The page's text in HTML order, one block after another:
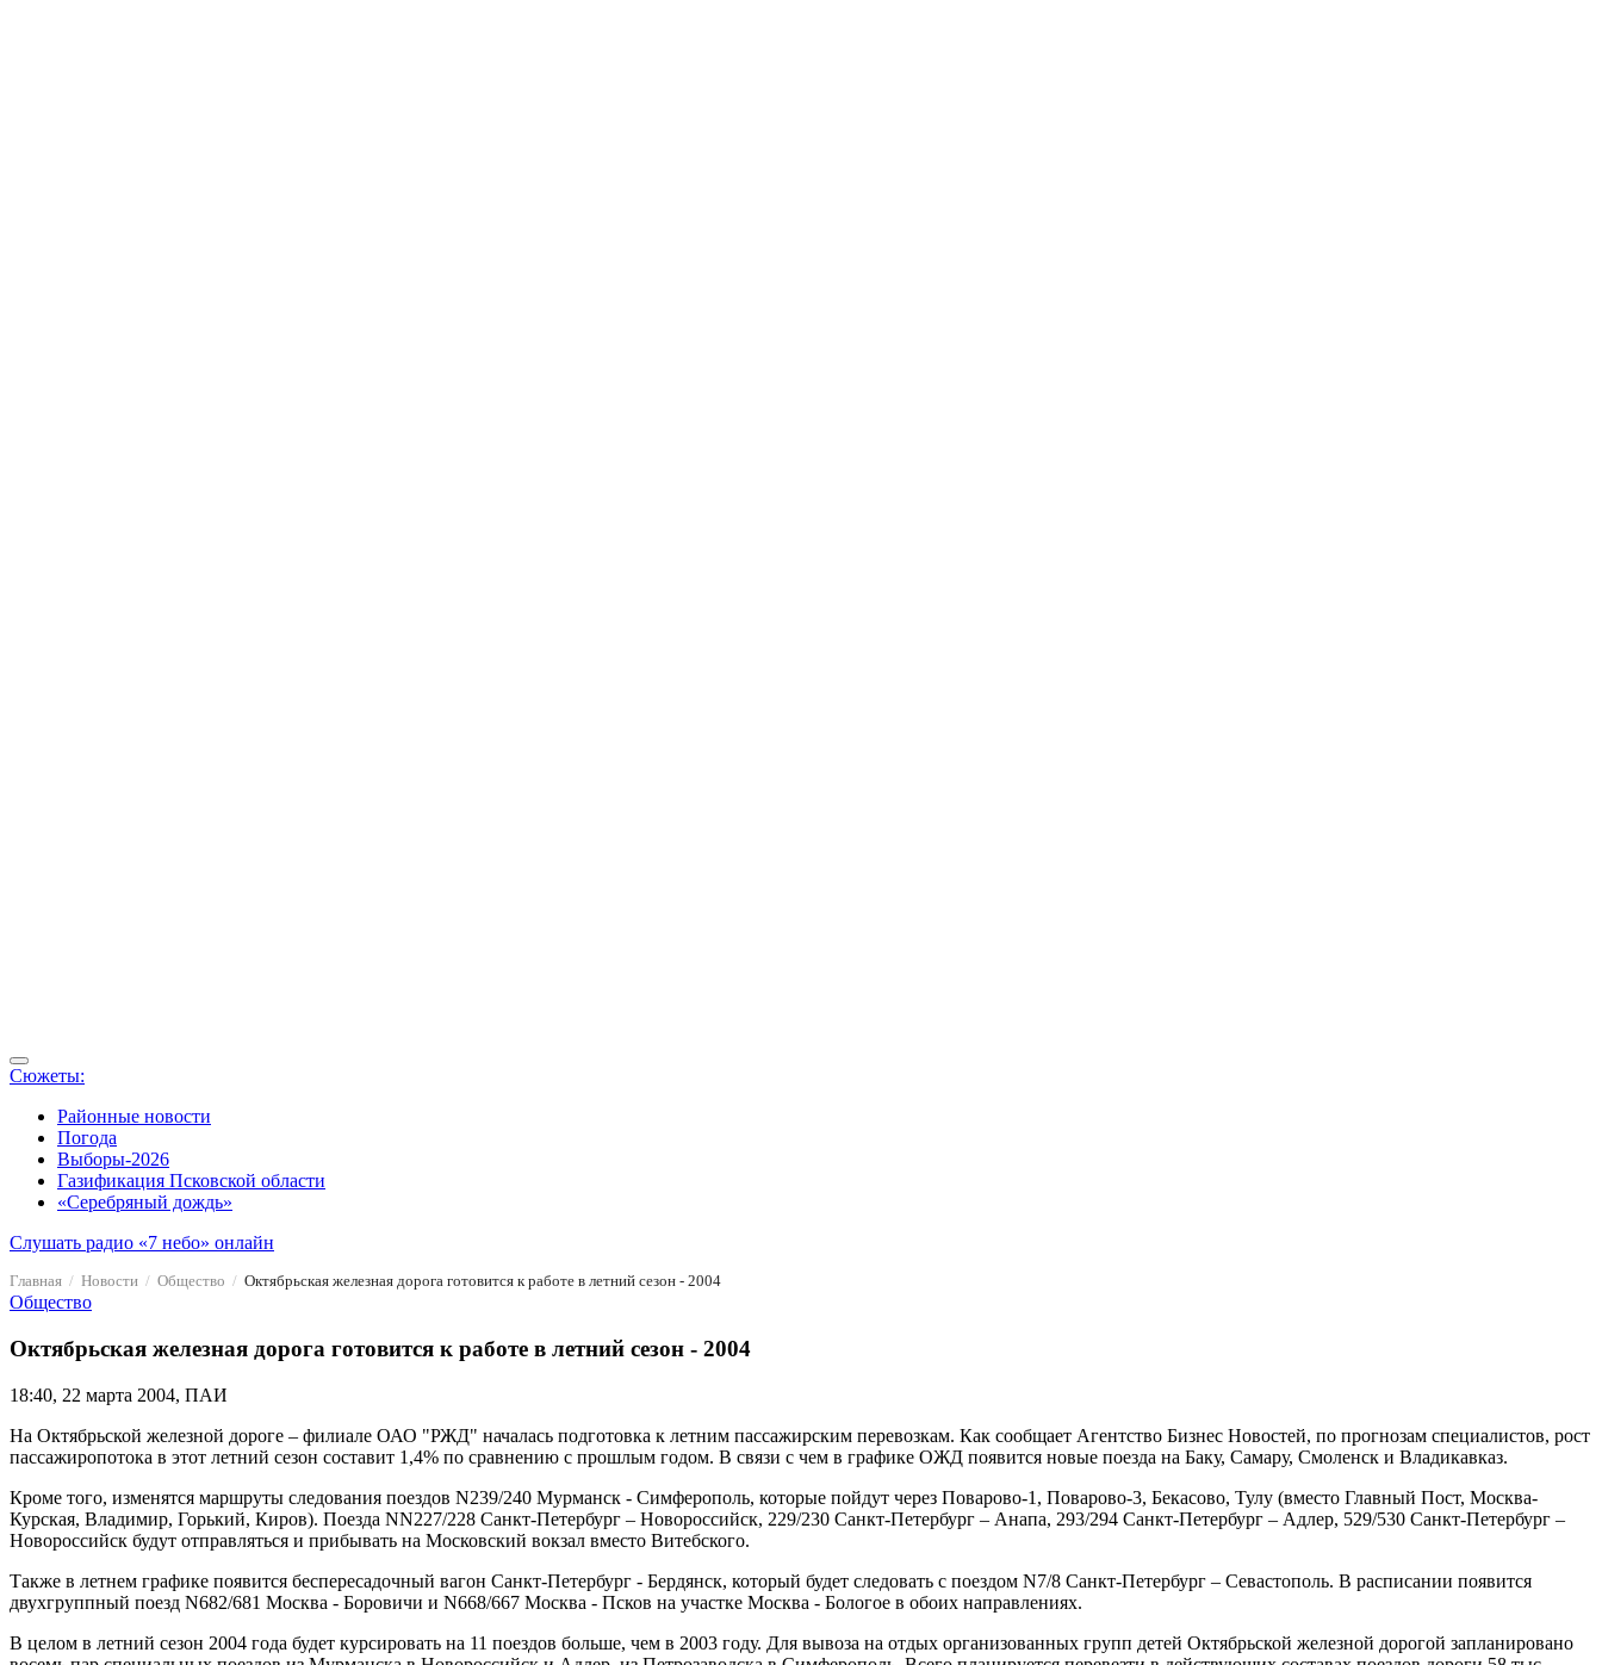
Сюжеты:
Районные новости
Погода
Выборы-2026
Газификация Псковской области
«Серебряный дождь»
Слушать радио «7 небо» онлайн
Главная Новости Общество Октябрьская железная дорога готовится к работе в летний сезон - 2004
Общество
Октябрьская железная дорога готовится к работе в летний сезон - 2004
18:40, 22 марта 2004, ПАИ
На Октябрьской железной дороге – филиале ОАО "РЖД" началась подготовка к летним пассажирским перевозкам. Как сообщает Агентство Бизнес Новостей, по прогнозам специалистов, рост
пассажиропотока в этот летний сезон составит 1,4% по сравнению с прошлым годом. В связи с чем в графике ОЖД появится новые поезда на Баку, Самару, Смоленск и Владикавказ.
Кроме того, изменятся маршруты следования поездов N239/240 Мурманск - Симферополь, которые пойдут через Поварово-1, Поварово-3, Бекасово, Тулу (вместо Главный Пост, Москва-
Курская, Владимир, Горький, Киров). Поезда NN227/228 Санкт-Петербург – Новороссийск, 229/230 Санкт-Петербург – Анапа, 293/294 Санкт-Петербург – Адлер, 529/530 Санкт-Петербург –
Новороссийск будут отправляться и прибывать на Московский вокзал вместо Витебского.
Также в летнем графике появится беспересадочный вагон Санкт-Петербург - Бердянск, который будет следовать с поездом N7/8 Санкт-Петербург – Севастополь. В расписании появится
двухгруппный поезд N682/681 Москва - Боровичи и N668/667 Москва - Псков на участке Москва - Бологое в обоих направлениях.
В целом в летний сезон 2004 года будет курсировать на 11 поездов больше, чем в 2003 году. Для вывоза на отдых организованных групп детей Октябрьской железной дорогой запланировано